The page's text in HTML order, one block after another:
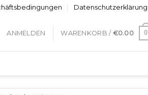
Datenschutzerklärung
ANMELDEN WARENKORB / €0.00 0